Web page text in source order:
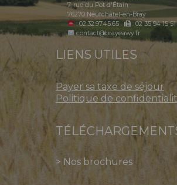
7, rue du Pot d'Étain
76270 Neufchâtel-en-Bray
: 02.32.97.45.65
: 02 35 94 15 51
contact@brayeawy.fr
LIENS UTILES
Payer sa taxe de séjour
Politique de
> Nos brochures